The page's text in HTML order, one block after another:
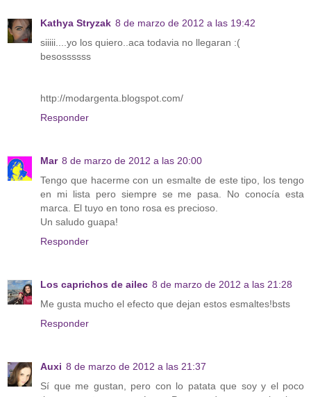
Kathya Stryzak 8 de marzo de 2012 a las 19:42
siiiii....yo los quiero..aca todavia no llegaran :(
besossssss
http://modargenta.blogspot.com/
Responder
Mar 8 de marzo de 2012 a las 20:00
Tengo que hacerme con un esmalte de este tipo, los tengo
en mi lista pero siempre se me pasa. No conocía esta
marca. El tuyo en tono rosa es precioso.
Un saludo guapa!
Responder
Los caprichos de ailec 8 de marzo de 2012 a las 21:28
Me gusta mucho el efecto que dejan estos esmaltes!bsts
Responder
Auxi 8 de marzo de 2012 a las 21:37
Sí que me gustan, pero con lo patata que soy y el poco